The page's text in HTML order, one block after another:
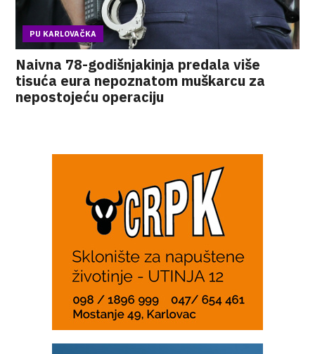
PU KARLOVAČKA
Naivna 78-godišnjakinja predala više
tisuća eura nepoznatom muškarcu za
nepostojeću operaciju